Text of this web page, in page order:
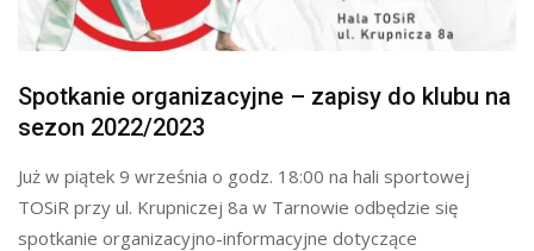
Spotkanie organizacyjne – zapisy do klubu na
sezon 2022/2023
Już w piątek 9 września o godz. 18:00 na hali sportowej
TOSiR przy ul. Krupniczej 8a w Tarnowie odbędzie się
spotkanie organizacyjno-informacyjne dotyczące